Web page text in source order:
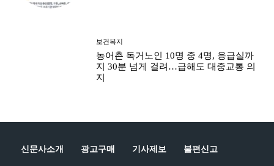
보건복지
농어촌 독거노인 10명 중 4명, 응급실까
지 30분 넘게 걸려…급해도 대중교통 의
지
신문사소개 광고구매 기사제보 불편신고